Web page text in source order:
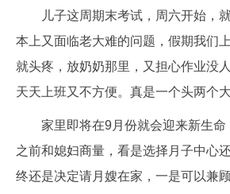
儿子这周期末考试，周六开始，
本上又面临老大难的问题，假期我们
就头疼，放奶奶那里，又担心作业没
天天上班又不方便。真是一个头两个大
家里即将在9月份就会迎来新生命
之前和媳妇商量，看是选择月子中心
终还是决定请月嫂在家，一是可以兼